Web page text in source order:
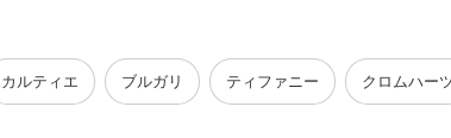
カルティエ ブルガリ ティファニー クロムハー